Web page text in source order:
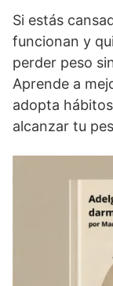
Si estás
funcionan y
perder peso
Aprende a
adopta
alcanzar tu